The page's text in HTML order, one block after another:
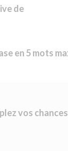
de
en 5 mots
vos